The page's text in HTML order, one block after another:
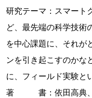
研究テーマ：スマート
ど、最先端の科学技術
を中心課題に、それが
ンを引き起こすのかな
に、フィールド実験と
著 書：依田高典、田